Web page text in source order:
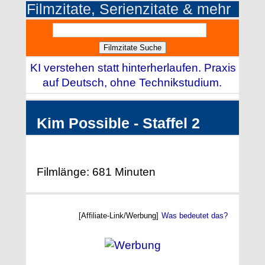
Filmzitate, Serienzitate & mehr
KI verstehen statt hinterherlaufen. Praxis
auf Deutsch, ohne Technikstudium.
Kim Possible - Staffel 2
Filmlänge: 681 Minuten
[Affiliate-Link/Werbung] Was bedeutet das?